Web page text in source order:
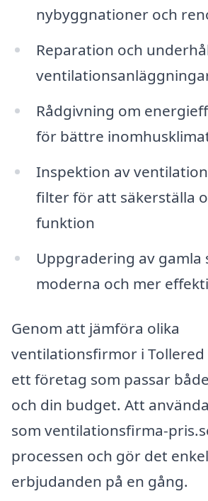
nybyggnationer och
Reparation och
Rådgivning om
för bättre
Inspektion av
filter för att säkerställa
funktion
Uppgradering av gamla
moderna och mer
Genom att jämföra olika
ventilationsfirmor i
ett företag som passar
och din budget. Att
som ventilationsfirma-
processen och gör det
erbjudanden på en gång.